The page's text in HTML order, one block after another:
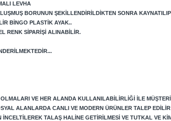
LEVHA
BORUNUN ŞEKILLENDIRILDIKTEN SONRA
BINGO PLASTIK AYAK..
RENK SIPARIŞI ALINABILIR.
VE HER ALANDA KULLANILABILIRLIĞI ILE
ALANLARDA CANLI VE MODERN ÜRÜNLER TALEP
TALAŞ HALINE GETIRILMESI VE TUTKAL VE